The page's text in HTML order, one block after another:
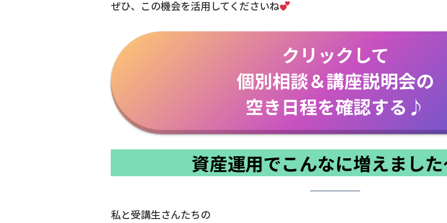
ぜひ、この機会を活用してくださいね
クリックして
個別相談＆講座説明会の
空き日程を確認する♪
資産運用でこんなに増えまし
私と受講生さんたちの